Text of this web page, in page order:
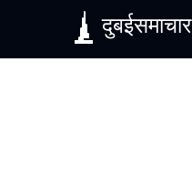
दुबईसमाचार